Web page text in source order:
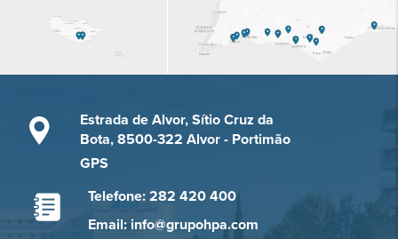
Estrada de Alvor, Sítio Cruz da
Bota, 8500-322 Alvor - Portimão
GPS
Telefone: 282 420 400
Email: info@grupohpa.com